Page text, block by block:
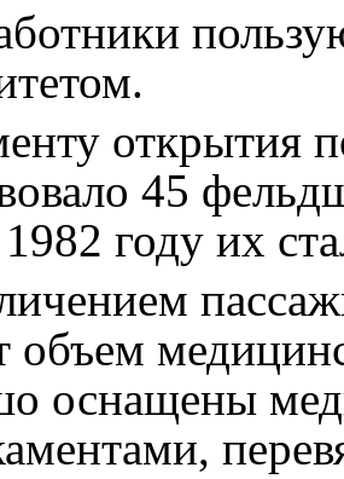
открытия
45
году их
объем
оснащены